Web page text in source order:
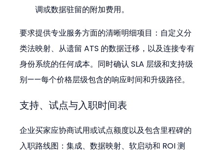
调或数据驻留的附加费用。
要求提供专业服务方面的清晰明细项目：自定义分
类法映射、从遗留 ATS 的数据迁移，以及连接专有
身份系统的任何成本。同时确认 SLA 层级和支持级
别——每个价格层级包含的响应时间和升级路径。
支持、试点与入职时间表
企业买家应协商试用或试点额度以及包含里程碑的
入职路线图：集成、数据映射、软启动和 ROI 测